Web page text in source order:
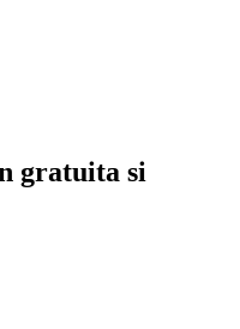
gratuita si